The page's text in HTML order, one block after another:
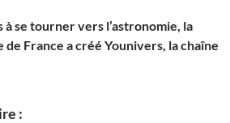
se tourner vers l’astronomie, la
France a créé Younivers, la chaîne
: